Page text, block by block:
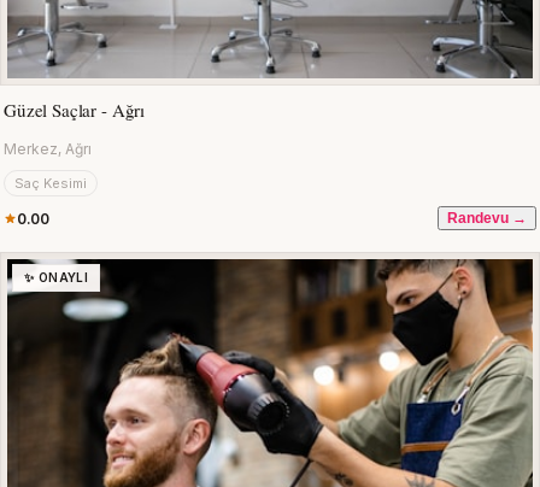
Güzel Saçlar - Ağrı
Merkez, Ağrı
Saç Kesimi
0.00 Randevu →
✨ ONAYLI